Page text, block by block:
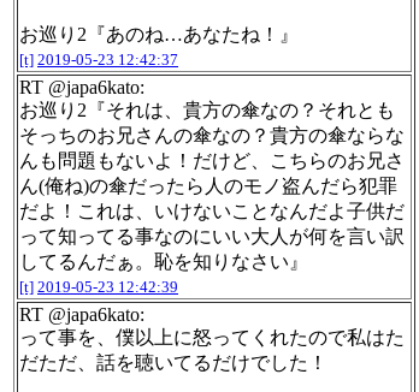
お巡り2『あのね…あなたね！』
[t] 2019-05-23 12:42:37
RT @japa6kato:
お巡り2『それは、貴方の傘なの？それとも
そっちのお兄さんの傘なの？貴方の傘ならな
んも問題もないよ！だけど、こちらのお兄さ
ん(俺ね)の傘だったら人のモノ盗んだら犯罪
だよ！これは、いけないことなんだよ子供だ
って知ってる事なのにいい大人が何を言い訳
してるんだぁ。恥を知りなさい』
[t] 2019-05-23 12:42:39
RT @japa6kato:
って事を、僕以上に怒ってくれたので私はた
だただ、話を聴いてるだけでした！